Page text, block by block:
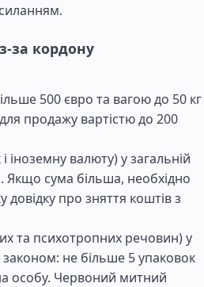
за кордону
500 євро та вагою до 50 кг
продажу вартістю до 200
і іноземну валюту) у загальній
Якщо сума більша, необхідно
довідку про зняття коштів з
та психотропних речовин) у
законом: не більше 5 упаковок
особу. Червоний митний